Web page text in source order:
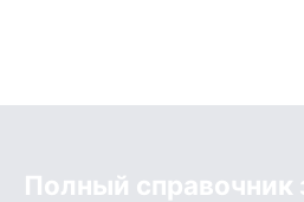
Полный справочник